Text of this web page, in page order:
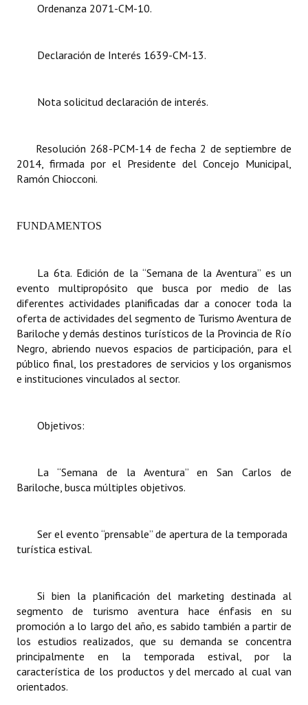
Digesto
Informes de Gestión
Dictámenes Asesoría Letrada
Actas de Sesión
Actas de Audiencias Públicas
NORMATIVA
Comunicaciones
Declaraciones
Resoluciones
Antiguos Pobladores
Registros y Distinciones
Audiencias Públicas - Registro
Mujeres que Dejaron Huellas - Registro
Periodistas Decanos - Registro
Ordenanza 2071-CM-10.
Declaración de Interés 1639-CM-13.
Nota solicitud declaración de interés.
Resolución 268-PCM-14 de fecha 2 de septiembre de
2014, firmada por el Presidente del Concejo Municipal,
Ramón Chiocconi.
FUNDAMENTOS
La 6ta. Edición de la “Semana de la Aventura” es un
evento multipropósito que busca por medio de las
diferentes actividades planificadas dar a conocer toda la
oferta de actividades del segmento de Turismo Aventura de
Bariloche y demás destinos turísticos de la Provincia de Río
Negro, abriendo nuevos espacios de participación, para el
público final, los prestadores de servicios y los organismos
e instituciones vinculados al sector.
Objetivos:
La “Semana de la Aventura” en San Carlos de
Bariloche, busca múltiples objetivos.
Ser el evento “prensable” de apertura de la temporada
turística estival.
Si bien la planificación del marketing destinada al
segmento de turismo aventura hace énfasis en su
promoción a lo largo del año, es sabido también a partir de
los estudios realizados, que su demanda se concentra
principalmente en la temporada estival, por la
característica de los productos y del mercado al cual van
orientados.